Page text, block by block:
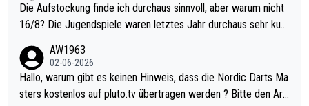
Die Aufstockung finde ich durchaus sinnvoll, aber warum nicht
16/8? Die Jugendspiele waren letztes Jahr durchaus sehr kurz
Allerdings ist Mitchell Lawrie als Nummer 1 der Welt eh qualifi
ziert. Somit ändert die automatische Qualifikation des Weltmei
sters erstmal nichts. Ich denke sie wollen damit für nächstes J
AW1963
02-06-2026
Hallo, warum gibt es keinen Hinweis, dass die Nordic Darts Ma
sters kostenlos auf pluto.tv übertragen werden ? Bitte den Arti